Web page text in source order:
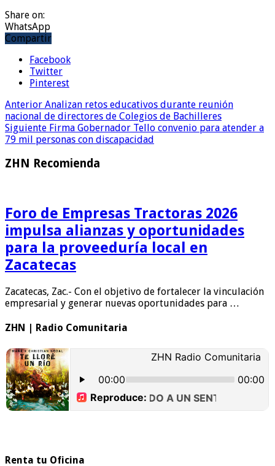
Share on:
WhatsApp
Compartir
Facebook
Twitter
Pinterest
Anterior Analizan retos educativos durante reunión
nacional de directores de Colegios de Bachilleres
Siguiente Firma Gobernador Tello convenio para atender a
79 mil personas con discapacidad
ZHN Recomienda
Foro de Empresas Tractoras 2026
impulsa alianzas y oportunidades
para la proveeduría local en
Zacatecas
Zacatecas, Zac.- Con el objetivo de fortalecer la vinculación
empresarial y generar nuevas oportunidades para …
ZHN | Radio Comunitaria
Renta tu Oficina